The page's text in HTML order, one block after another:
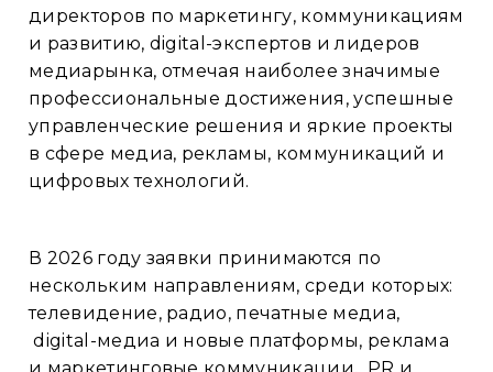
директоров по маркетингу, коммуникациям
и развитию, digital-экспертов и лидеров
медиарынка, отмечая наиболее значимые
профессиональные достижения, успешные
управленческие решения и яркие проекты
в сфере медиа, рекламы, коммуникаций и
цифровых технологий.
В 2026 году заявки принимаются по
нескольким направлениям, среди которых:
телевидение, радио, печатные медиа,
digital-медиа и новые платформы, реклама